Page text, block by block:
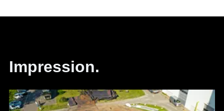
Impression.